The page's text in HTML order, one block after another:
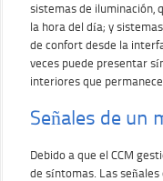
sistemas de iluminación,
la hora del día; y
de confort desde la
veces puede presentar
interiores que
Señales de un
Debido a que el CCM
de síntomas. Las